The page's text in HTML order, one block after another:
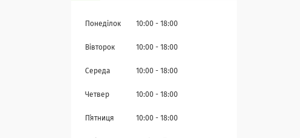
Понеділок 10:00 18:00
Вівторок 10:00 18:00
Середа 10:00 18:00
Четвер 10:00 18:00
Пʼятниця 10:00 18:00